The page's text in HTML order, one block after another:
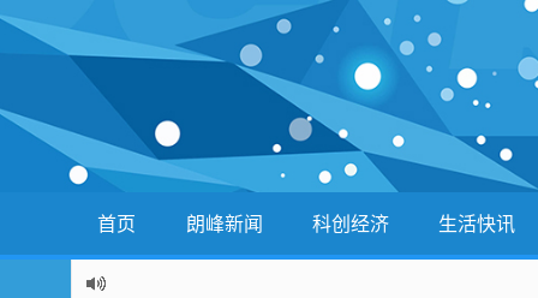
首页 朗峰新闻 科创经济 生活快讯